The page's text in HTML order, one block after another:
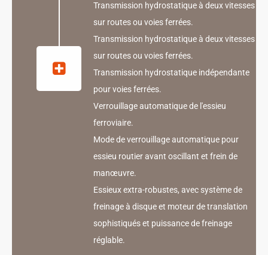
Transmission hydrostatique à deux vitesses
sur routes ou voies ferrées.
Transmission hydrostatique à deux vitesses
sur routes ou voies ferrées.
Transmission hydrostatique indépendante
pour voies ferrées.
Verrouillage automatique de l'essieu
ferroviaire.
Mode de verrouillage automatique pour
essieu routier avant oscillant et frein de
manœuvre.
Essieux extra-robustes, avec système de
freinage à disque et moteur de translation
sophistiqués et puissance de freinage
réglable.